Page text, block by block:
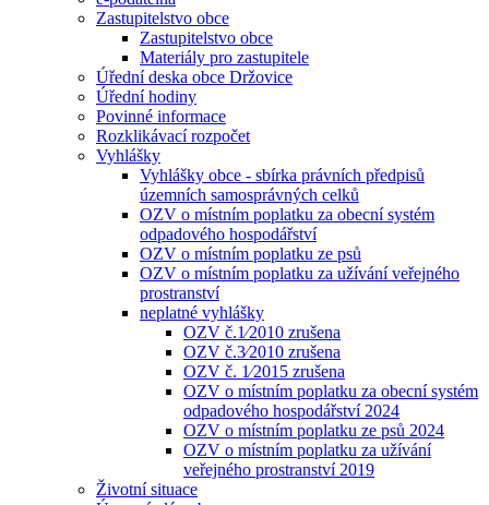
Zastupitelstvo obce
Zastupitelstvo obce
Materiály pro zastupitele
Úřední deska obce Držovice
Úřední hodiny
Povinné informace
Rozklikávací rozpočet
Vyhlášky
Vyhlášky obce - sbírka právních předpisů
územních samosprávných celků
OZV o místním poplatku za obecní systém
odpadového hospodářství
OZV o místním poplatku ze psů
OZV o místním poplatku za užívání veřejného
prostranství
neplatné vyhlášky
OZV č.1⁄2010 zrušena
OZV č.3⁄2010 zrušena
OZV č. 1⁄2015 zrušena
OZV o místním poplatku za obecní systém
odpadového hospodářství 2024
OZV o místním poplatku ze psů 2024
OZV o místním poplatku za užívání
veřejného prostranství 2019
Životní situace